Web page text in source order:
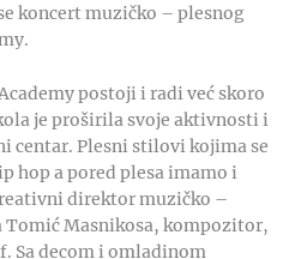
koncert muzičko – plesnog
postoji i radi već skoro
je proširila svoje aktivnosti i
centar. Plesni stilovi kojima se
hop a pored plesa imamo i
direktor muzičko –
Tomić Masnikosa, kompozitor,
Sa decom i omladinom